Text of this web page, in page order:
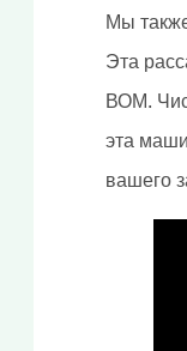
Мы
Эта
ВОМ.
эта
вашего